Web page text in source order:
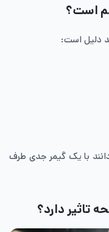
است؟
دلیل است:
با یک گیمر جدی طرف
تاثیر دارد؟